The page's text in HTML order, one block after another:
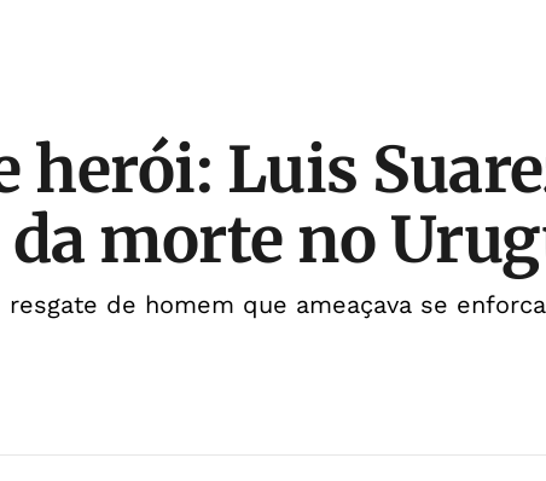
herói: Luis
morte no
resgate de homem que ameaçava se